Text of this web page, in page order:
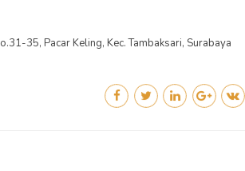
35, Pacar Keling, Kec. Tambaksari, Surabaya